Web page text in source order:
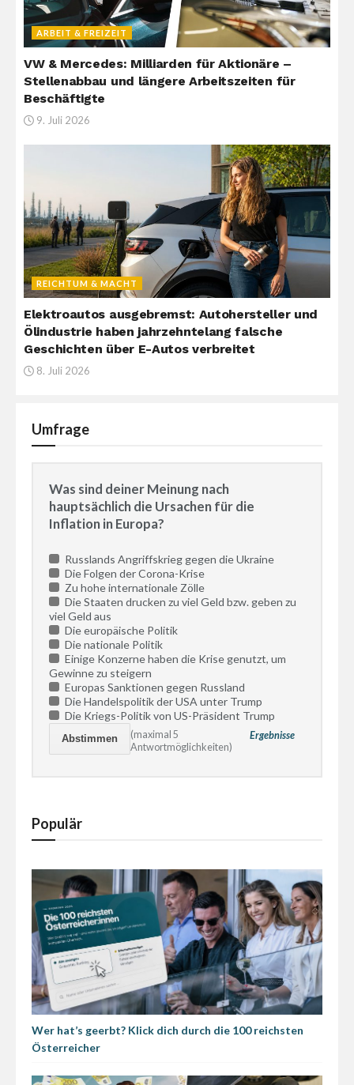
ARBEIT & FREIZEIT
VW & Mercedes: Milliarden für Aktionäre –
Stellenabbau und längere Arbeitszeiten für
Beschäftigte
9. Juli 2026
REICHTUM & MACHT
Elektroautos ausgebremst: Autohersteller und
Ölindustrie haben jahrzehntelang falsche
Geschichten über E-Autos verbreitet
8. Juli 2026
Umfrage
Was sind deiner Meinung nach
hauptsächlich die Ursachen für die
Inflation in Europa?
Russlands Angriffskrieg gegen die Ukraine
Die Folgen der Corona-Krise
Zu hohe internationale Zölle
Die Staaten drucken zu viel Geld bzw. geben zu
viel Geld aus
Die europäische Politik
Die nationale Politik
Einige Konzerne haben die Krise genutzt, um
Gewinne zu steigern
Europas Sanktionen gegen Russland
Die Handelspolitik der USA unter Trump
Die Kriegs-Politik von US-Präsident Trump
Ergebnisse
(maximal 5
Antwortmöglichkeiten)
Populär
Wer hat’s geerbt? Klick dich durch die 100 reichsten
Österreicher